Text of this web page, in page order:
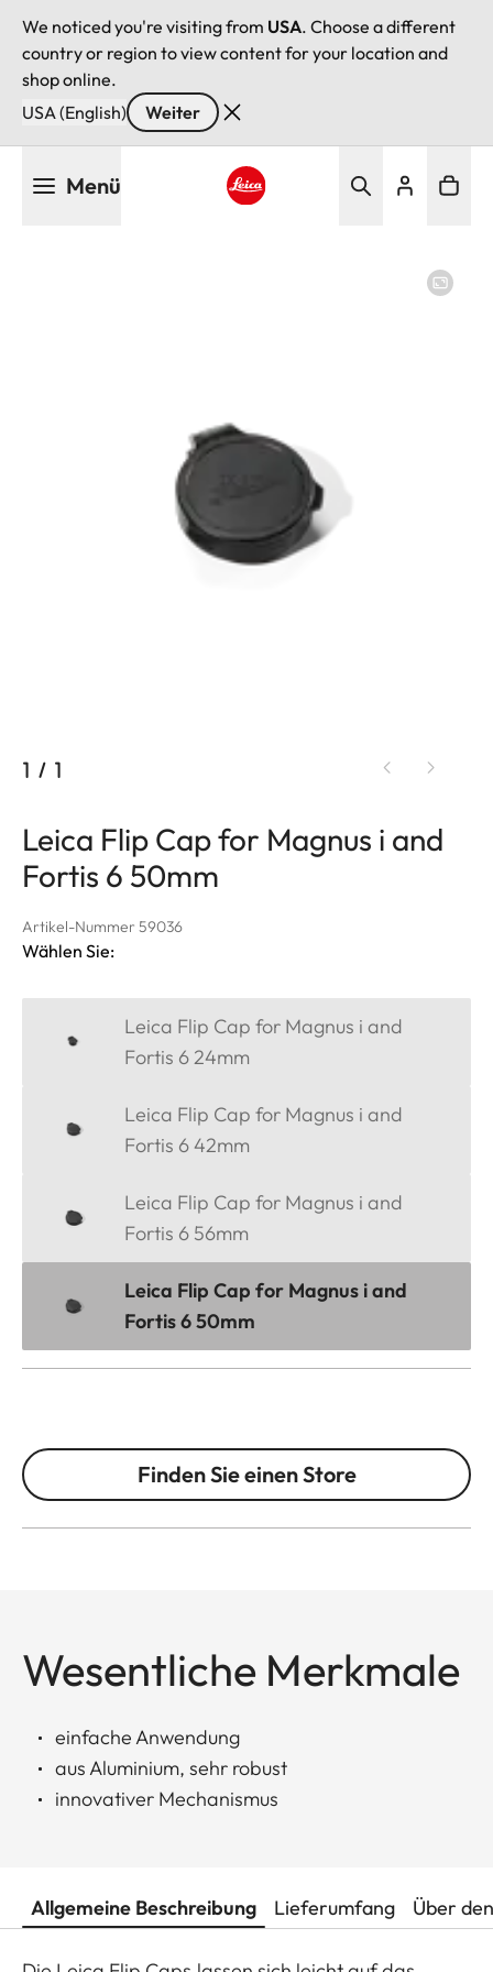
We noticed you're visiting from USA. Choose a different
country or region to view content for your location and
shop online.
USA (English)
Weiter
Menü
1 / 1
Leica Flip Cap for Magnus i and
Fortis 6 50mm
Artikel-Nummer 59036
Wählen Sie:
Leica Flip Cap for Magnus i and
Fortis 6 24mm
Leica Flip Cap for Magnus i and
Fortis 6 42mm
Leica Flip Cap for Magnus i and
Fortis 6 56mm
Leica Flip Cap for Magnus i and
Fortis 6 50mm
Finden Sie einen Store
Wesentliche Merkmale
einfache Anwendung
aus Aluminium, sehr robust
innovativer Mechanismus
Allgemeine Beschreibung Lieferumfang Über